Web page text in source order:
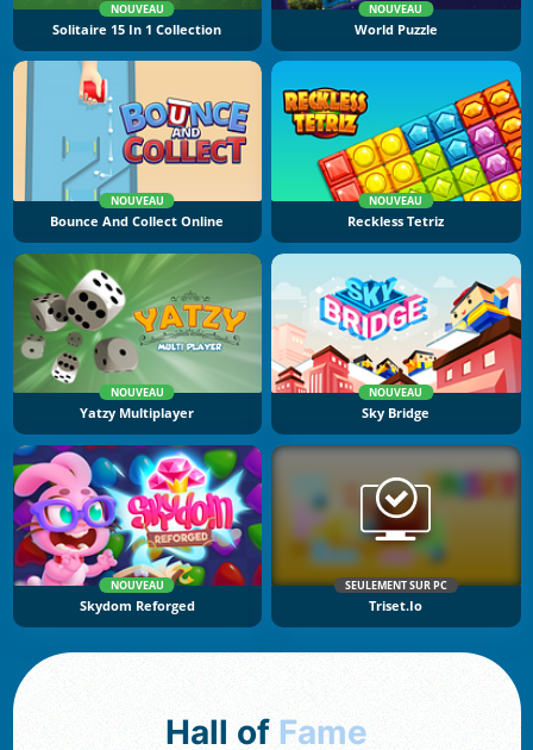
NOUVEAU
Solitaire 15 In 1 Collection
NOUVEAU
World Puzzle
NOUVEAU
Bounce And Collect Online
NOUVEAU
Reckless Tetriz
NOUVEAU
Yatzy Multiplayer
NOUVEAU
Sky Bridge
NOUVEAU
Skydom Reforged
SEULEMENT SUR PC
Triset.io
Hall of Fame